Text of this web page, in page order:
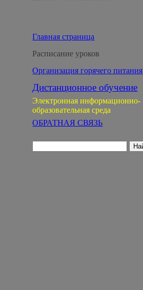
Главная страница
Расписание уроков
Организация горячего питания
Дистанционное обучение
Электронная информационно-
образовательная среда
ОБРАТНАЯ СВЯЗЬ